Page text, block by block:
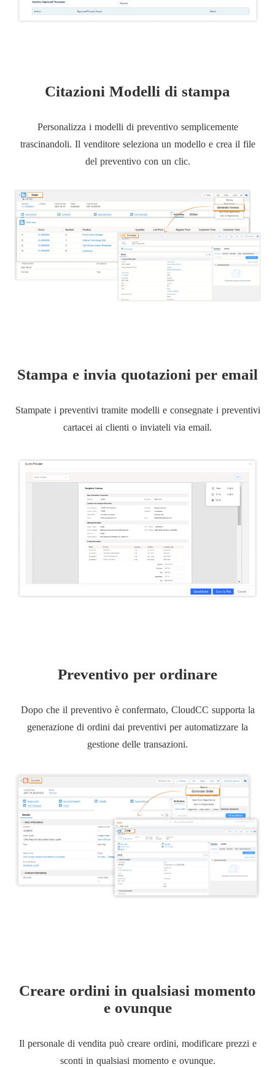
Citazioni Modelli di stampa
Personalizza i modelli di preventivo semplicemente
trascinandoli. Il venditore seleziona un modello e crea il file
del preventivo con un clic.
Stampa e invia quotazioni per email
Stampate i preventivi tramite modelli e consegnate i preventivi
cartacei ai clienti o inviateli via email.
Preventivo per ordinare
Dopo che il preventivo è confermato, CloudCC supporta la
generazione di ordini dai preventivi per automatizzare la
gestione delle transazioni.
Creare ordini in qualsiasi momento
e ovunque
Il personale di vendita può creare ordini, modificare prezzi e
sconti in qualsiasi momento e ovunque.